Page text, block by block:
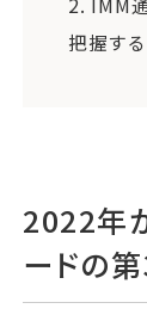
2. IMM
把握する
2022年
ードの